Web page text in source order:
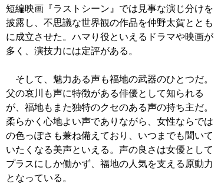
短編映画『ラストシーン』では見事な演じ分けを
披露し、不思議な世界観の作品を仲野太賀ととも
に成立させた。ハマり役といえるドラマや映画が
多く、演技力には定評がある。
そして、魅力ある声も福地の武器のひとつだ。
父の哀川も声に特徴がある俳優として知られる
が、福地もまた独特のクセのある声の持ち主だ。
柔らかく心地よい声でありながら、女性ならでは
の色っぽさも兼ね備えており、いつまでも聞いて
いたくなる美声といえる。声の良さは女優として
プラスにしか働かず、福地の人気を支える原動力
となっている。